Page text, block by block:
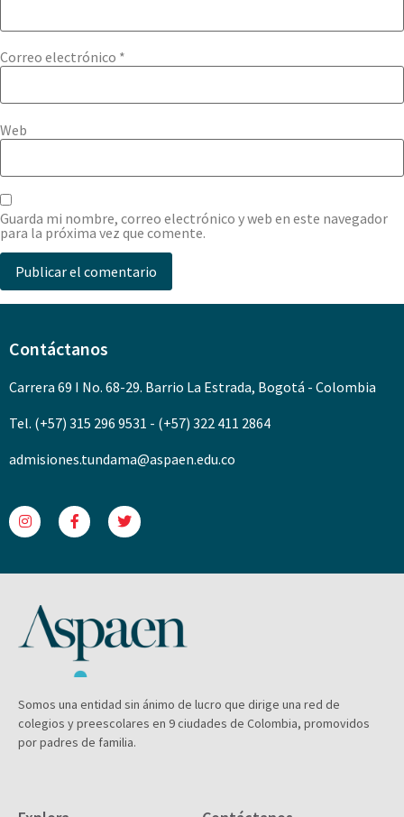
Correo electrónico *
Web
Guarda mi nombre, correo electrónico y web en este navegador
para la próxima vez que comente.
Contáctanos
Carrera 69 I No. 68-29. Barrio La Estrada, Bogotá - Colombia
Tel. (+57) 315 296 9531 - (+57) 322 411 2864
admisiones.tundama@aspaen.edu.co
Somos una entidad sin ánimo de lucro que dirige una red de
colegios y preescolares en 9 ciudades de Colombia, promovidos
por padres de familia.